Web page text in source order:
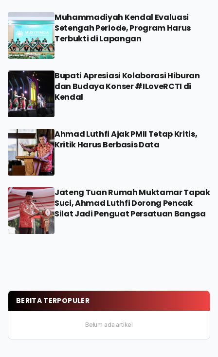
Muhammadiyah Kendal Evaluasi
Setengah Periode, Program Harus
Terbukti di Lapangan
Bupati Apresiasi Kolaborasi Hiburan
dan Budaya Konser #ILoveRCTI di
Kendal
Ahmad Luthfi Ajak PMII Tetap Kritis,
Kritik Harus Berbasis Data
Jateng Tuan Rumah Muktamar Tapak
Suci, Ahmad Luthfi Dorong Pencak
Silat Jadi Penguat Persatuan Bangsa
BERITA TERPOPULER
Belum ada artikel